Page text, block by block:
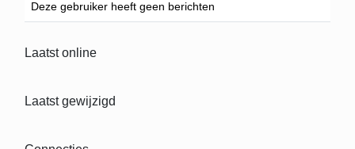
Deze gebruiker heeft geen berichten
Laatst online
Laatst gewijzigd